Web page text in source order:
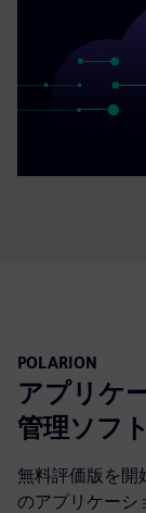
POLARION
アプリケ
管理ソフ
無料評価版を開
のアプリケーシ